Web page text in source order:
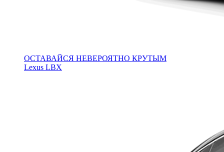
ОСТАВАЙСЯ НЕВЕРОЯТНО КРУТЫМ
Lexus LBX